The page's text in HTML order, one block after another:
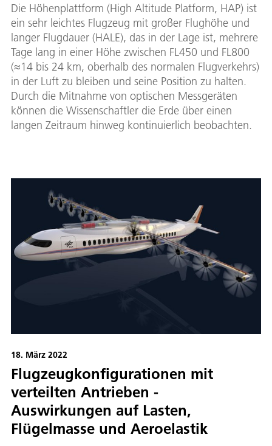
Die Höhenplattform (High Altitude Platform, HAP) ist
ein sehr leichtes Flugzeug mit großer Flughöhe und
langer Flugdauer (HALE), das in der Lage ist, mehrere
Tage lang in einer Höhe zwischen FL450 und FL800
(≈14 bis 24 km, oberhalb des normalen Flugverkehrs)
in der Luft zu bleiben und seine Position zu halten.
Durch die Mitnahme von optischen Messgeräten
können die Wissenschaftler die Erde über einen
langen Zeitraum hinweg kontinuierlich beobachten.
18. März 2022
Flugzeugkonfigurationen mit
verteilten Antrieben -
Auswirkungen auf Lasten,
Flügelmasse und Aeroelastik